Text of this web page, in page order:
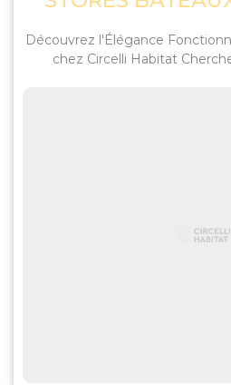
Découvrez l'Élégance
chez Circelli Habitat